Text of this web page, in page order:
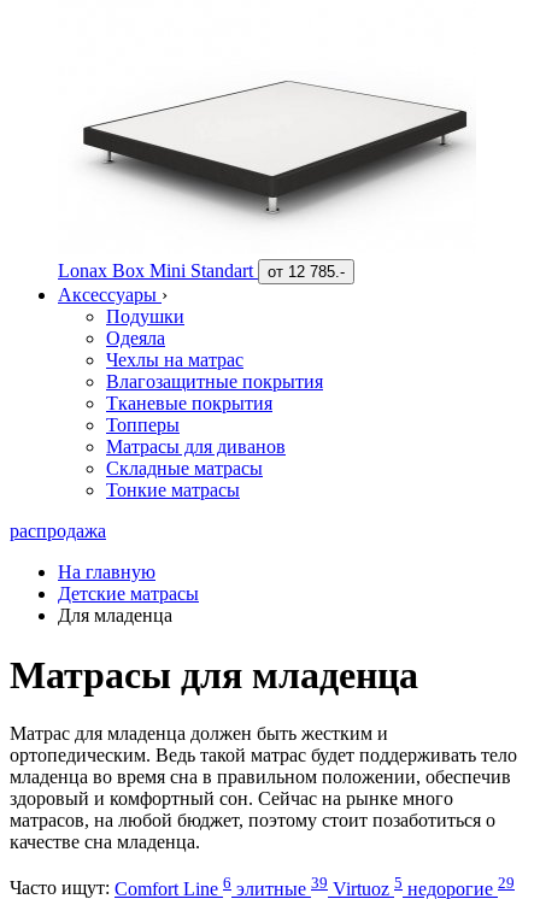
Lonax Box Mini Standart от 12 785.-
Аксессуары ›
Подушки
Одеяла
Чехлы на матрас
Влагозащитные покрытия
Тканевые покрытия
Топперы
Матрасы для диванов
Складные матрасы
Тонкие матрасы
распродажа
На главную
Детские матрасы
Для младенца
Матрасы для младенца
Матрас для младенца должен быть жестким и
ортопедическим. Ведь такой матрас будет поддерживать тело
младенца во время сна в правильном положении, обеспечив
здоровый и комфортный сон. Сейчас на рынке много
матрасов, на любой бюджет, поэтому стоит позаботиться о
качестве сна младенца.
Часто ищут: Comfort Line 6 элитные 39 Virtuoz 5 недорогие 29